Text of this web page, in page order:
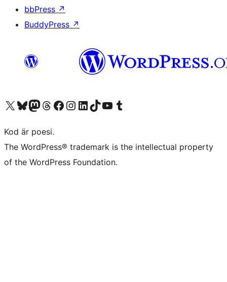
bbPress ↗
BuddyPress ↗
Besök vår X-konto (f.d. Twitter)
Besök vårt Bluesky-konto
Besök vårt Mastodon-konto
Besök vårt Thread-konto
Besök vår Facebook-sidaBesök vårt Instagram-konto
Besök vårt LinkedIn-konto
Besök vårt TikTok-konto
Besök vår YouTube-kanalBesök vårt Tumblr-konto
Kod är poesi.
The WordPress® trademark is the intellectual property
of the WordPress Foundation.